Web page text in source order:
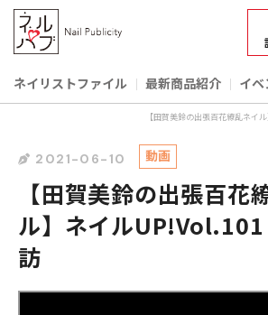
ネイリストファイル 最新商品紹介 イ
【田賀美鈴の出張百花繚乱ネ
2021-06-10 動画
【田賀美鈴の出張百花
ル】ネイル
訪